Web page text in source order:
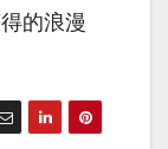
的浪漫